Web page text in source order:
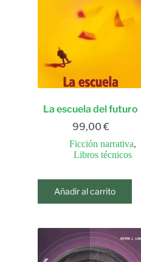
La escuela del futuro
99,00 €
Ficción narrativa,
Libros técnicos
Añadir al carrito